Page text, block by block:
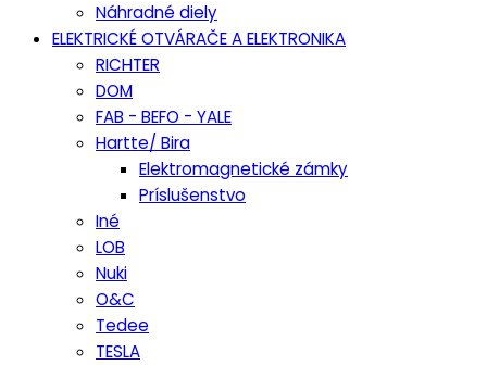
Náhradné diely
ELEKTRICKÉ OTVÁRAČE A ELEKTRONIKA
RICHTER
DOM
FAB - BEFO - YALE
Hartte/ Bira
Elektromagnetické zámky
Príslušenstvo
Iné
LOB
Nuki
O&C
Tedee
TESLA